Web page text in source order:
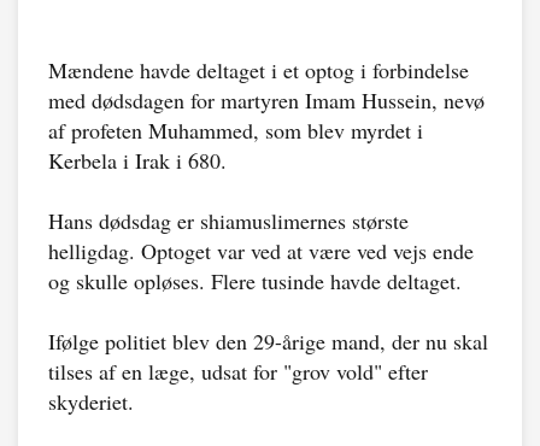
Mændene havde deltaget i et optog i forbindelse
med dødsdagen for martyren Imam Hussein, nevø
af profeten Muhammed, som blev myrdet i
Kerbela i Irak i 680.
Hans dødsdag er shiamuslimernes største
helligdag. Optoget var ved at være ved vejs ende
og skulle opløses. Flere tusinde havde deltaget.
Ifølge politiet blev den 29-årige mand, der nu skal
tilses af en læge, udsat for "grov vold" efter
skyderiet.